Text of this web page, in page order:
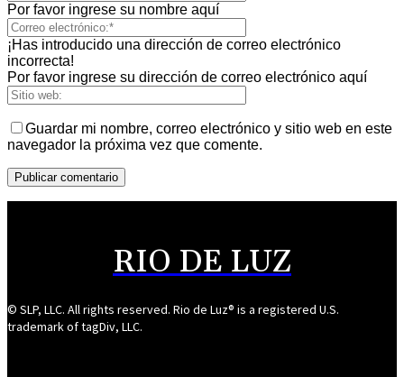
Por favor ingrese su nombre aquí
¡Has introducido una dirección de correo electrónico
incorrecta!
Por favor ingrese su dirección de correo electrónico aquí
Guardar mi nombre, correo electrónico y sitio web en este
navegador la próxima vez que comente.
RIO DE LUZ
© SLP, LLC. All rights reserved. Rio de Luz® is a registered U.S.
trademark of tagDiv, LLC.